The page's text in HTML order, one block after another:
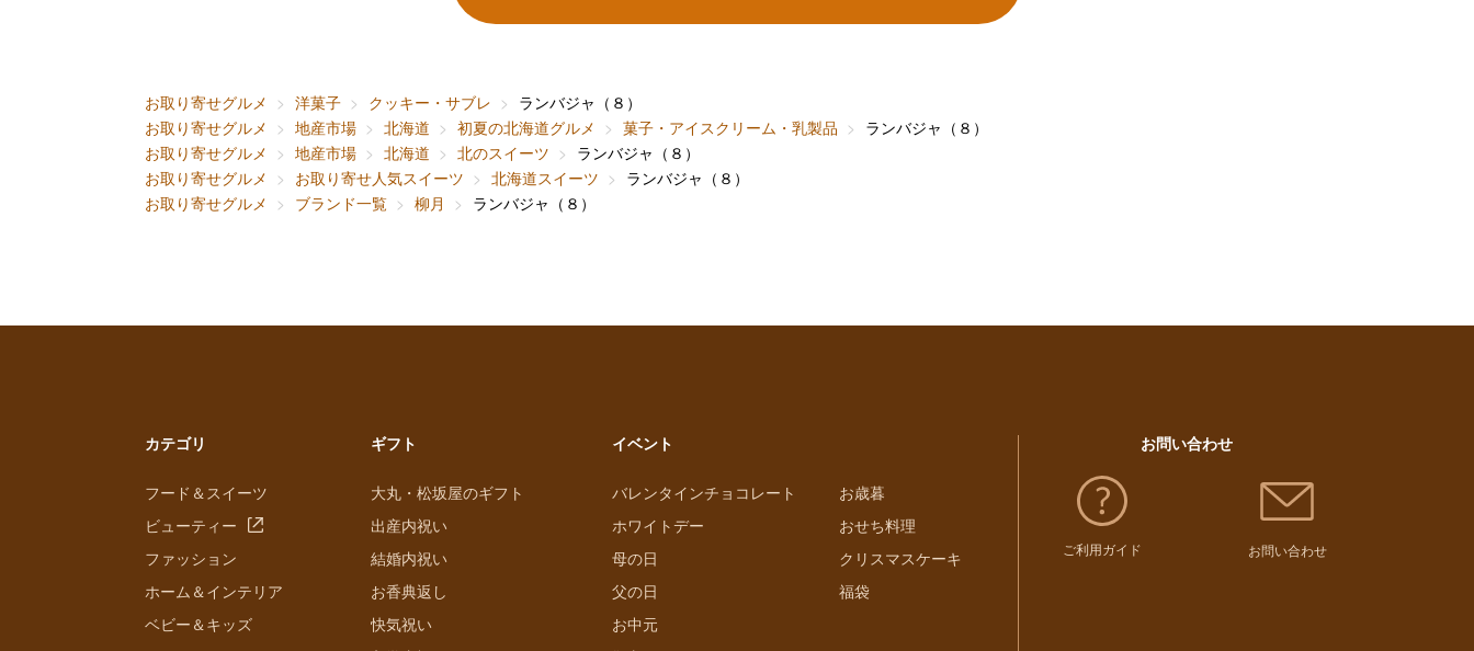
お取り寄せグルメ 洋菓子 クッキー・サブレ
ランバジャ（８）
お取り寄せグルメ
地産市場 北海道 初夏の北海道グルメ 菓子・アイスクリーム・乳製品
ランバジャ（８）
お取り寄せグルメ
地産市場 北海道 北のスイーツ
ランバジャ（８）
お取り寄せグルメ
お取り寄せ人気スイーツ 北海道スイーツ
ランバジャ（８）
お取り寄せグルメ
ブランド一覧 柳月 ランバジャ（８）
カテゴリ
フード＆スイーツ
ビューティー
ファッション
ホーム＆インテリア
ベビー＆キッズ
ギフト
大丸・松坂屋のギフト
出産内祝い
結婚内祝い
お香典返し
快気祝い
イベント
バレンタインチョコレート
ホワイトデー
母の日
父の日
お中元
お歳暮
おせち料理
クリスマスケーキ
福袋
お問い合わせ
ご利用ガイド お問い合わせ